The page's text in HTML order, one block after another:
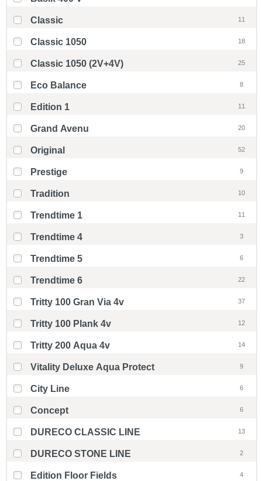
Classic 11
Classic 1050 18
Classic 1050 (2V+4V) 25
Eco Balance 8
Edition 1 11
Grand Avenu 20
Original 52
Prestige 9
Tradition 10
Trendtime 1 11
Trendtime 4 3
Trendtime 5 6
Trendtime 6 22
Tritty 100 Gran Via 4v 37
Tritty 100 Plank 4v 12
Tritty 200 Aqua 4v 14
Vitality Deluxe Aqua Protect 9
City Line 6
Concept 6
DURECO CLASSIC LINE 13
DURECO STONE LINE 2
Edition Floor Fields 4